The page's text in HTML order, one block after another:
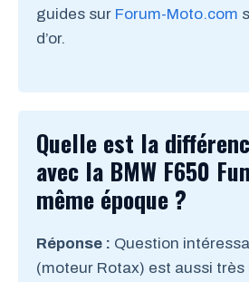
guides sur Forum-Moto.com
d’or.
Quelle est la
avec la BMW F650
même époque ?
Réponse : Question
(moteur Rotax) est aussi